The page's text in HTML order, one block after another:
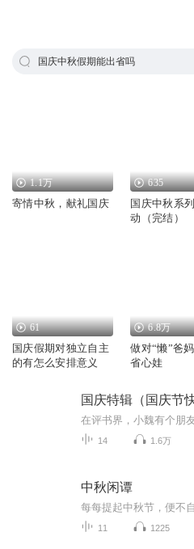
国庆中秋假期能出省吗
1.1万
寄情中秋，献礼国庆
635
国庆中秋系
动（完结）
61
国庆假期对独立自主
的有怎么安排意义
6.8万
做对“懒”爸
省心娃
国庆特辑（国庆节
14 1.6万
中秋闲谭
11 1225